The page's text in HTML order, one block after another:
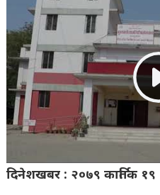
दिनेशखबर : २०७९ कार्तिक १९